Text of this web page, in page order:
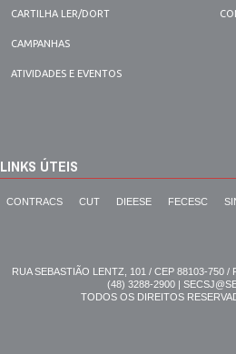
CARTILHA LER/DORT
CAMPANHAS
ATIVIDADES E EVENTOS
LINKS ÚTEIS
CONTRACS CUT DIEESE FECESC
RUA SEBASTIÃO LENTZ, 101 / CEP 88103-750 /
(48) 3288-2900 |
TODOS OS DIREITOS